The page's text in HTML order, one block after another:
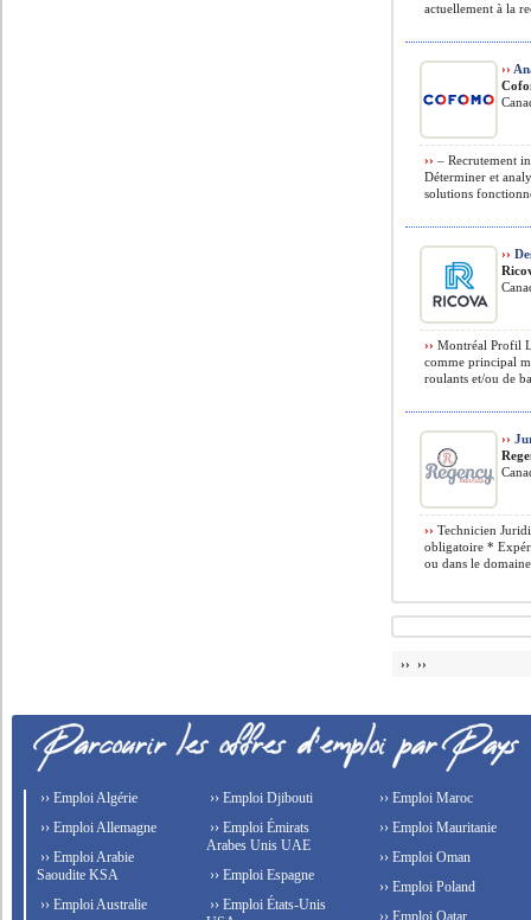
actuellement à la
››
›› – Recrutement
Déterminer et
solutions
››
›› Montréal Profil
comme principal
roulants et/ou de
››
›› Technicien
obligatoire *
ou dans le
›› ››
›› Emploi Algérie
›› Emploi Allemagne
›› Emploi Arabie
Saoudite KSA
›› Emploi Australie
›› Emploi Djibouti
›› Emploi Émirats
Arabes Unis UAE
›› Emploi Espagne
›› Emploi États-Unis
›› Emploi Maroc
›› Emploi Mauritanie
›› Emploi Oman
›› Emploi Poland
›› Emploi Qatar